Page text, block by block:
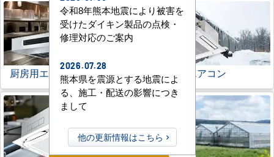
厨房用エアコン 寒冷地用エアコン
令和8年熊本地震により被害を
受けたダイキン製品の点検・
修理対応のご案内
2026.07.28
熊本県を震源とする地震によ
る、施工・配送の影響につき
まして
他の更新情報はこちら